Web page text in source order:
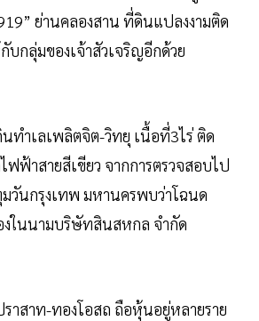
ย่านคลองสาน ที่ดินแปลงงามติด
บกลุ่มของเจ้าสัวเจริญอีกด้วย
ทำเลเพลิตจิต-วิทยุ เนื้อที่3ไร่ ติด
ฟ้าสายสีเขียว จากการตรวจสอบไป
วันกรุงเทพ มหานครพบว่าโฉนด
งในนามบริษัทสินสหกล จำกัด
าสาท-ทองโอสถ ถือหุ้นอยู่หลายราย